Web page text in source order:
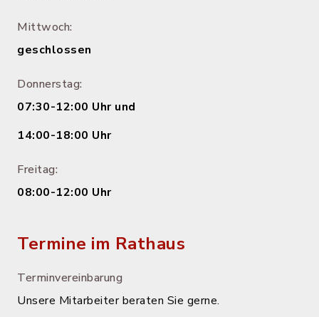
Mittwoch:
geschlossen
Donnerstag:
07:30-12:00 Uhr und
14:00-18:00 Uhr
Freitag:
08:00-12:00 Uhr
Termine im Rathaus
Terminvereinbarung
Unsere Mitarbeiter beraten Sie gerne.